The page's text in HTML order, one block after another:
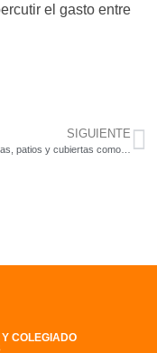
el gasto entre
SIGUIENTE
Las terrazas, patios y cubiertas como elementos comunes de uso privativo
COLEGIADO